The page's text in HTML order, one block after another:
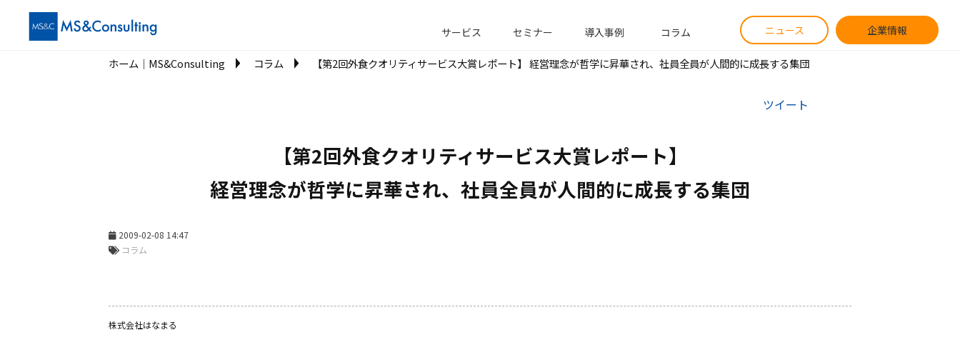
サービス セミナー 導入事例 コラム ニュース 企業情報
ホーム│MS&Consulting コラム 【第2回外食クオリティサービス大賞レポート】 経営理念が哲学に昇華され、社員全員が人間的に成長する集団
ツイート
【第2回外食クオリティサービス大賞レポート】
経営理念が哲学に昇華され、社員全員が人間的に成長する集団
2009-02-08 14:47
コラム
株式会社はなまる